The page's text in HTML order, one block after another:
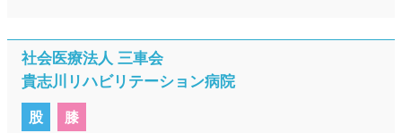
社会医療法人 三車会
貴志川リハビリテーション病院
股 膝